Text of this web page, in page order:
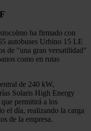
ha firmado con
autobuses Urbino 15 LE
de "una gran versatilidad"
como en rutas
de 240 kW,
Solaris High Energy
permitirá a los
el día, realizando la carga
de la empresa.